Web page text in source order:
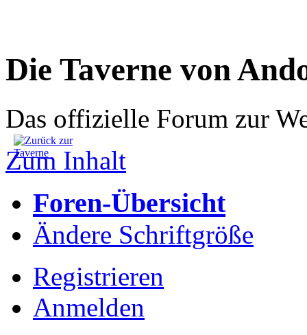
Die Taverne von
Das offizielle Forum zur
Zum Inhalt
Foren-Übersicht
Ändere Schriftgröße
Registrieren
Anmelden